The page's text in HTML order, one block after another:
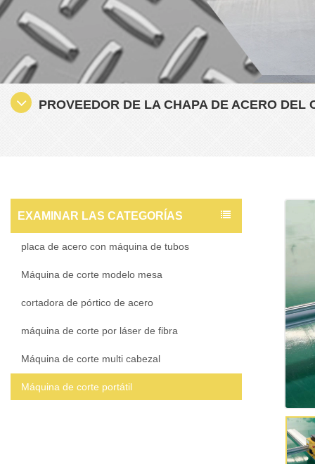
PROVEEDOR DE LA CHAPA DE ACERO
EXAMINAR LAS CATEGORÍAS
placa de acero con máquina de tubos
Máquina de corte modelo mesa
cortadora de pórtico de acero
máquina de corte por láser de fibra
Máquina de corte multi cabezal
Máquina de corte portátil